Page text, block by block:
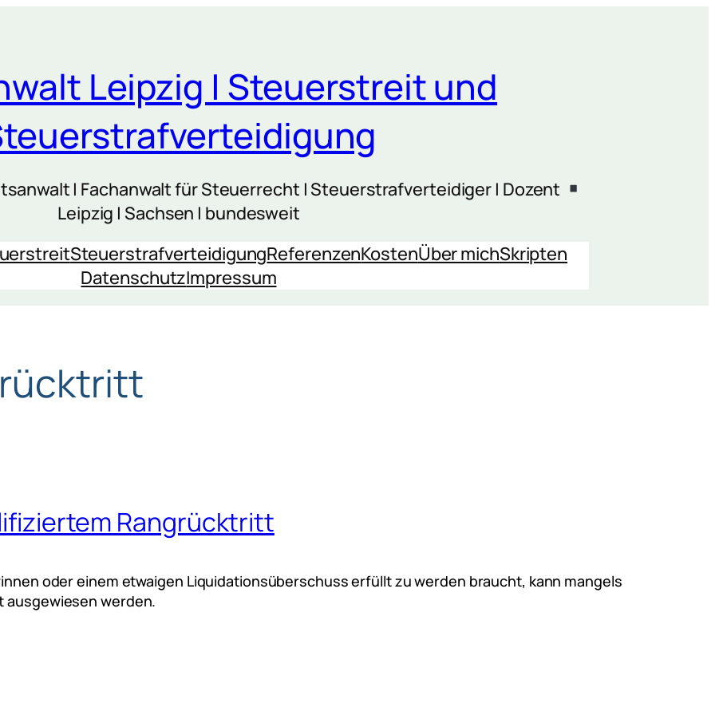
Leipzig | Steuerstreit und
| Fachanwalt für Steuerrecht | Steuerstrafverteidiger | Dozent
Leipzig | Sachsen | bundesweit
SteuerstrafverteidigungReferenzenKostenÜber michSkripten
DatenschutzImpressum
Rangrücktritt
oder einem etwaigen Liquidationsüberschuss erfüllt zu werden braucht, kann mangels
werden.